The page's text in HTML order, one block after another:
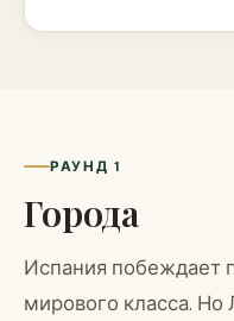
РАУНД 1
Города
Испания побеждает
мирового класса. Но